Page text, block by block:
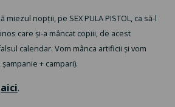
miezul nopții, pe SEX PULA PISTOL, ca să-l
care și-a mâncat copiii, de acest
calendar. Vom mânca artificii și vom
+ campari).
aici.